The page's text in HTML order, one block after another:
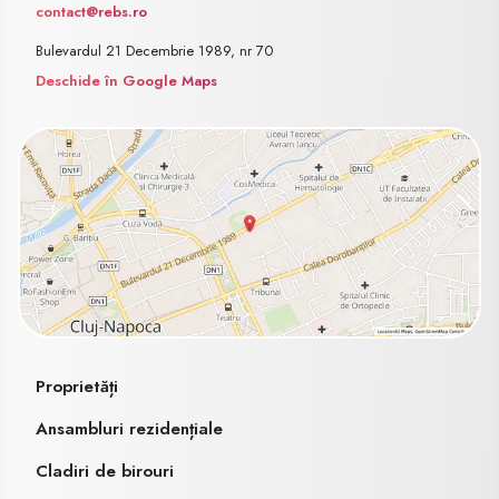
contact@rebs.ro
Bulevardul 21 Decembrie 1989, nr 70
Deschide în Google Maps
Proprietăți
Ansambluri rezidențiale
Cladiri de birouri